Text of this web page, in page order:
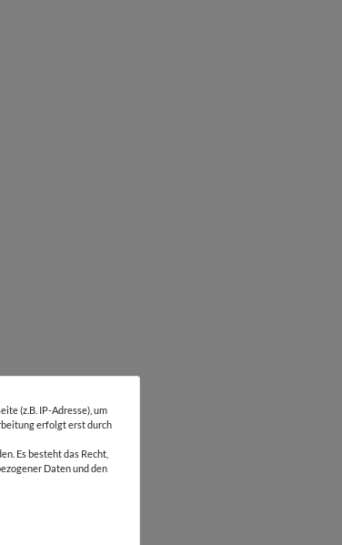
(z.B. IP-Adresse), um
erfolgt erst durch
Es besteht das Recht,
Daten und den